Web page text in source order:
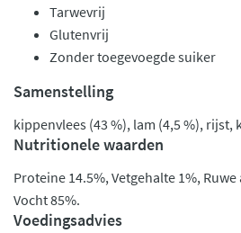
Tarwevrij
Glutenvrij
Zonder toegevoegde suiker
Samenstelling
kippenvlees (43 %), lam (4,5 %),
Nutritionele waarden
Proteine 14.5%, Vetgehalte 1%, Ruwe
Vocht 85%.
Voedingsadvies